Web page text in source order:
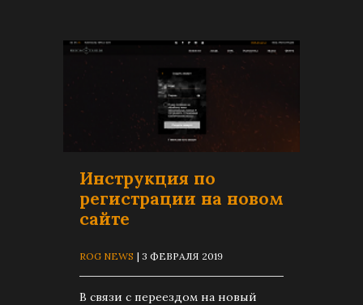
Инструкция по
регистрации на новом
сайте
ROG NEWS | 3 ФЕВРАЛЯ 2019
В связи с переездом на новый